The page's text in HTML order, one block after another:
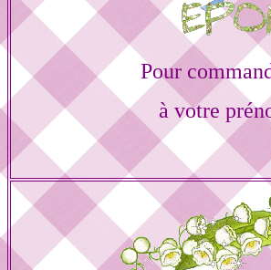
Pour
à votre